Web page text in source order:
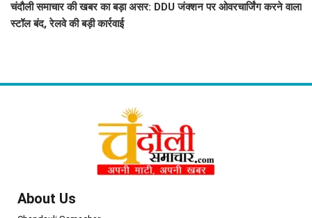
चंदौली समाचार की खबर का बड़ा असर: DDU जंक्शन पर ओवरचार्जिंग करने वाला
स्टॉल बंद, रेलवे की बड़ी कार्रवाई
About Us